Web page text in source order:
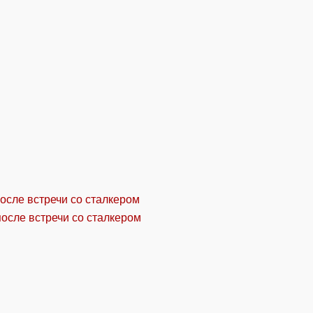
встречи со сталкером